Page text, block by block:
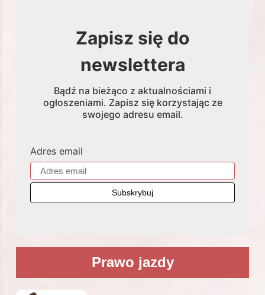
Zapisz się do
newslettera
Bądź na bieżąco z aktualnościami i
ogłoszeniami. Zapisz się korzystając ze
swojego adresu email.
Adres email
Prawo jazdy